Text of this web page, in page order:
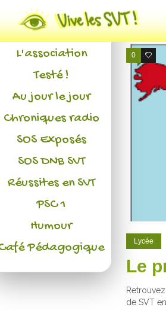
0 4
Lycée
Le
de SVT
Actualités
L'association
Testé !
Au jour le jour
Chroniques radio
SOS Exposés
SOS DNB SVT
Réussites en SVT
PSC 1
Humour
Pédagogique